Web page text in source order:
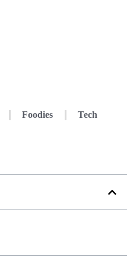
Foodies Tech